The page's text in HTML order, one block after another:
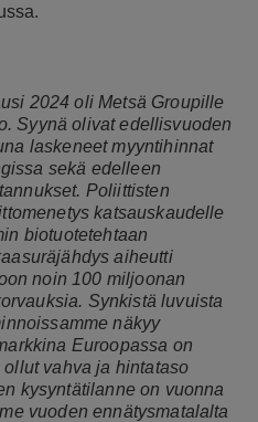
2024 oli Metsä Groupille
Syynä olivat edellisvuoden
laskeneet myyntihinnat
sekä edelleen
Poliittisten
katsauskaudelle
biotuotetehtaan
aiheutti
noin 100 miljoonan
Synkistä luvuista
näkyy
Euroopassa on
vahva ja hintataso
kysyntätilanne on vuonna
vuoden ennätysmatalalta